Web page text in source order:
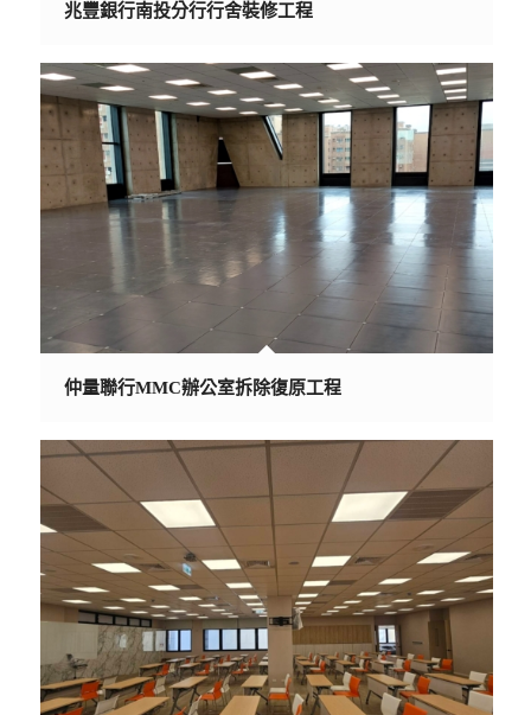
兆豐銀行南投分行行舍裝修工程
仲量聯行MMC辦公室拆除復原工程